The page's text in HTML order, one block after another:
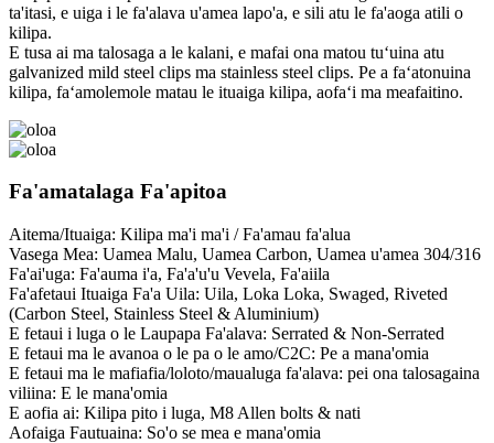
ta'itasi, e uiga i le fa'alava u'amea lapo'a, e sili atu le fa'aoga atili o
kilipa.
E tusa ai ma talosaga a le kalani, e mafai ona matou tuʻuina atu
galvanized mild steel clips ma stainless steel clips. Pe a faʻatonuina
kilipa, faʻamolemole matau le ituaiga kilipa, aofaʻi ma meafaitino.
Fa'amatalaga Fa'apitoa
Aitema/Ituaiga: Kilipa ma'i ma'i / Fa'amau fa'alua
Vasega Mea: Uamea Malu, Uamea Carbon, Uamea u'amea 304/316
Fa'ai'uga: Fa'auma i'a, Fa'a'u'u Vevela, Fa'aiila
Fa'afetaui Ituaiga Fa'a Uila: Uila, Loka Loka, Swaged, Riveted
(Carbon Steel, Stainless Steel & Aluminium)
E fetaui i luga o le Laupapa Fa'alava: Serrated & Non-Serrated
E fetaui ma le avanoa o le pa o le amo/C2C: Pe a mana'omia
E fetaui ma le mafiafia/loloto/maualuga fa'alava: pei ona talosagaina
viliina: E le mana'omia
E aofia ai: Kilipa pito i luga, M8 Allen bolts & nati
Aofaiga Fautuaina: So'o se mea e mana'omia